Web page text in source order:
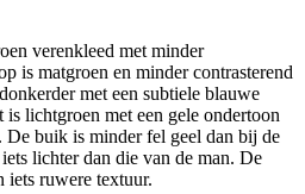
verenkleed met minder
is matgroen en minder contrasterend
met een subtiele blauwe
is lichtgroen met een gele ondertoon
De buik is minder fel geel dan bij de
lichter dan die van de man. De
iets ruwere textuur.